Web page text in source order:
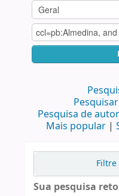
Pesquisa de
Mais popular
Sua pesquisa